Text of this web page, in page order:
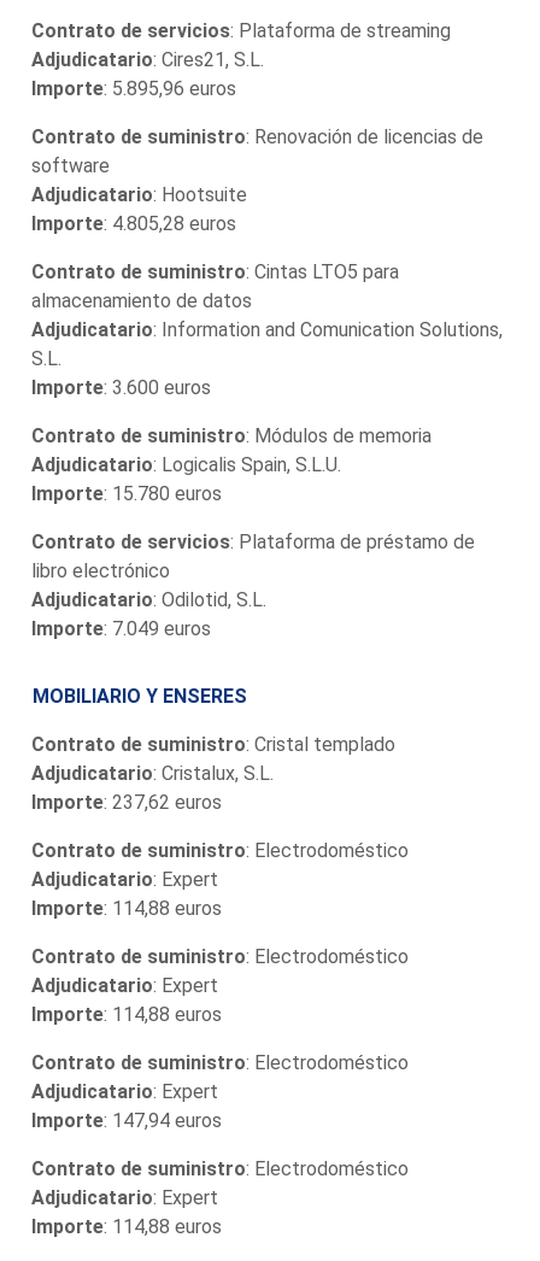
Contrato de servicios: Plataforma de streaming
Adjudicatario: Cires21, S.L.
Importe: 5.895,96 euros
Contrato de suministro: Renovación de licencias de
software
Adjudicatario: Hootsuite
Importe: 4.805,28 euros
Contrato de suministro: Cintas LTO5 para
almacenamiento de datos
Adjudicatario: Information and Comunication Solutions,
S.L.
Importe: 3.600 euros
Contrato de suministro: Módulos de memoria
Adjudicatario: Logicalis Spain, S.L.U.
Importe: 15.780 euros
Contrato de servicios: Plataforma de préstamo de
libro electrónico
Adjudicatario: Odilotid, S.L.
Importe: 7.049 euros
MOBILIARIO Y ENSERES
Contrato de suministro: Cristal templado
Adjudicatario: Cristalux, S.L.
Importe: 237,62 euros
Contrato de suministro: Electrodoméstico
Adjudicatario: Expert
Importe: 114,88 euros
Contrato de suministro: Electrodoméstico
Adjudicatario: Expert
Importe: 114,88 euros
Contrato de suministro: Electrodoméstico
Adjudicatario: Expert
Importe: 147,94 euros
Contrato de suministro: Electrodoméstico
Adjudicatario: Expert
Importe: 114,88 euros